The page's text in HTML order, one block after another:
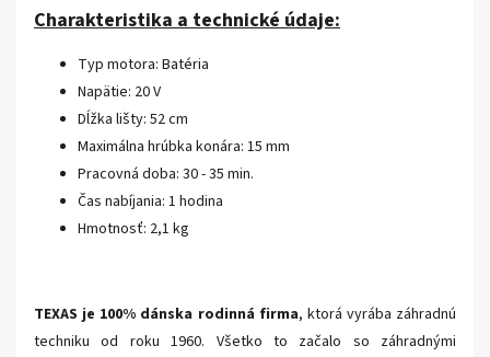
Charakteristika a technické údaje:
Typ motora: Batéria
Napätie: 20 V
Dĺžka lišty: 52 cm
Maximálna hrúbka konára: 15 mm
Pracovná doba: 30 - 35 min.
Čas nabíjania: 1 hodina
Hmotnosť: 2,1 kg
TEXAS je 100% dánska rodinná firma, ktorá vyrába záhradnú
techniku od roku 1960. Všetko to začalo so záhradnými